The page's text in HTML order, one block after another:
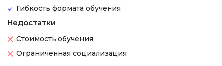
Гибкость формата обучения
Недостатки
Стоимость обучения
Ограниченная социализация